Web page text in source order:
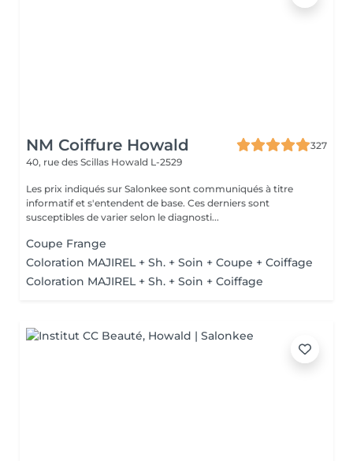
NM Coiffure Howald
327
40, rue des Scillas Howald L-2529
Les prix indiqués sur Salonkee sont communiqués à titre
informatif et s'entendent de base. Ces derniers sont
susceptibles de varier selon le diagnosti...
Coupe Frange
Coloration MAJIREL + Sh. + Soin + Coupe + Coiffage
Coloration MAJIREL + Sh. + Soin + Coiffage